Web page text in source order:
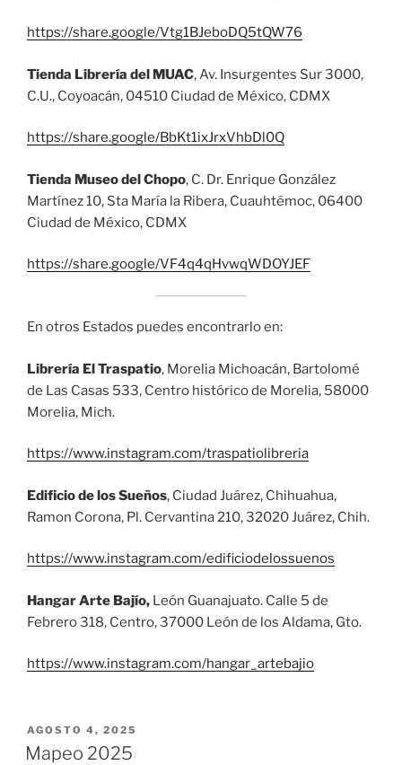
https://share.google/Vtg1BJeboDQ5tQW76
Tienda Librería del MUAC, Av. Insurgentes Sur 3000,
C.U., Coyoacán, 04510 Ciudad de México, CDMX
https://share.google/BbKt1ixJrxVhbDl0Q
Tienda Museo del Chopo, C. Dr. Enrique González
Martínez 10, Sta María la Ribera, Cuauhtémoc, 06400
Ciudad de México, CDMX
https://share.google/VF4q4qHvwqWDOYJEF
En otros Estados puedes encontrarlo en:
Librería El Traspatio, Morelia Michoacán, Bartolomé
de Las Casas 533, Centro histórico de Morelia, 58000
Morelia, Mich.
https://www.instagram.com/traspatiolibreria
Edificio de los Sueños, Ciudad Juárez, Chihuahua,
Ramon Corona, Pl. Cervantina 210, 32020 Juárez, Chih.
https://www.instagram.com/edificiodelossuenos
Hangar Arte Bajío, León Guanajuato. Calle 5 de
Febrero 318, Centro, 37000 León de los Aldama, Gto.
https://www.instagram.com/hangar_artebajio
PUBLICADO
EL
AGOSTO 4, 2025
Mapeo 2025